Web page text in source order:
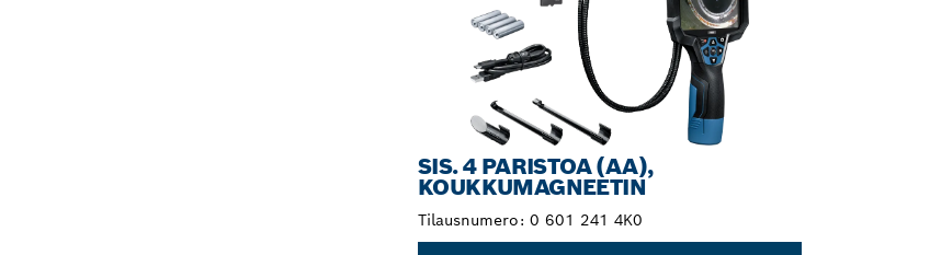
SIS. 4 PARISTOA (AA),
KOUKKUMAGNEETIN
Tilausnumero: 0 601 241 4K0